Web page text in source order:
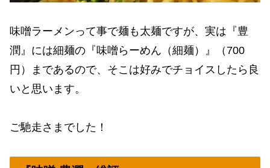
味噌ラーメンって事で麺も太麺ですが、実は『豊
潤』には細麺の『味噌らーめん（細麺）』（700
円）まであるので、そこは好みでチョイスしたら良
いと思います。
ご馳走さまでした！